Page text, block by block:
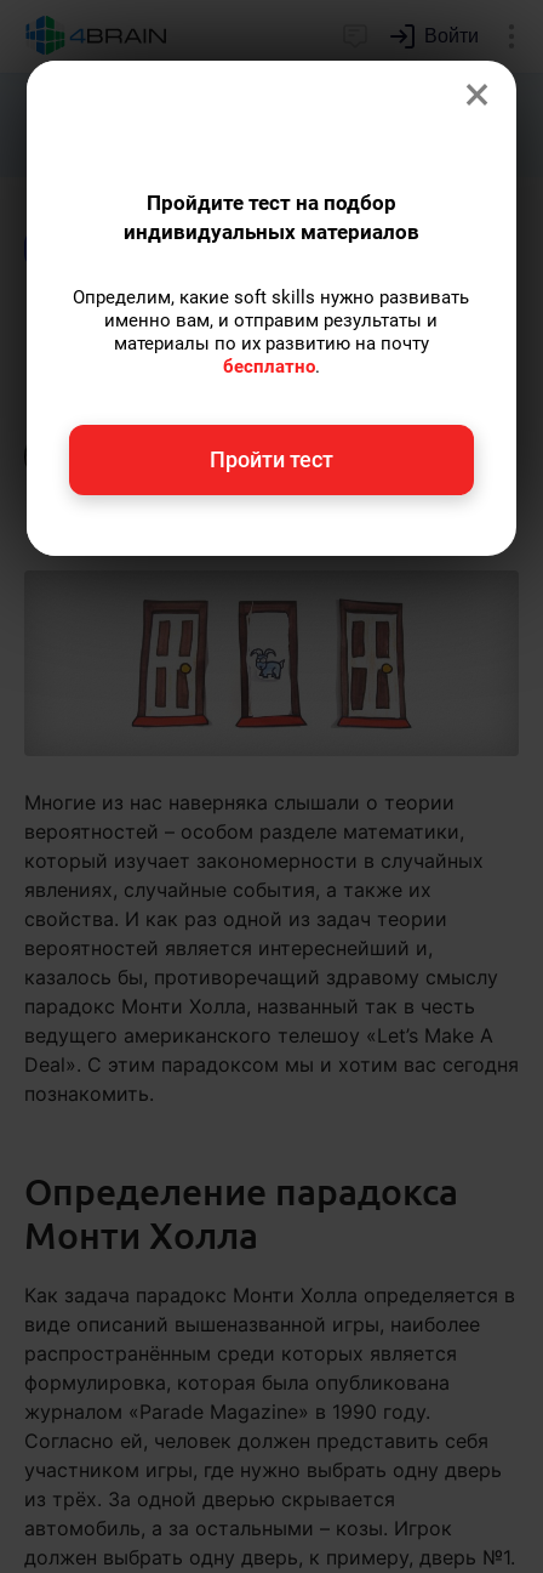
Войти
Подарим индивидуальный план
Непознанное Логика и интеллект
Парадокс Монти Холла
экспертных знаний с опытом более 12 лет,
главред 4brain, путешественник.
и не только, а
Многие из нас наверняка слышали о теории
вероятностей – особом разделе математики,
который изучает закономерности в случайных
явлениях, случайные события, а также их
свойства. И как раз одной из задач теории
вероятностей является интереснейший и,
казалось бы, противоречащий здравому смыслу
парадокс Монти Холла, названный так в честь
ведущего американского телешоу «Let’s Make A
Deal». С этим парадоксом мы и хотим вас сегодня
познакомить.
Определение парадокса
Монти Холла
Как задача парадокс Монти Холла определяется в
виде описаний вышеназванной игры, наиболее
распространённым среди которых является
формулировка, которая была опубликована
журналом «Parade Magazine» в 1990 году.
Согласно ей, человек должен представить себя
участником игры, где нужно выбрать одну дверь
из трёх. За одной дверью скрывается
автомобиль, а за остальными – козы. Игрок
должен выбрать одну дверь, к примеру, дверь №1.
×
Пройдите тест на подбор
индивидуальных материалов
Определим, какие soft skills нужно развивать
именно вам, и отправим результаты и
материалы по их развитию на почту
бесплатно.
Пройти тест